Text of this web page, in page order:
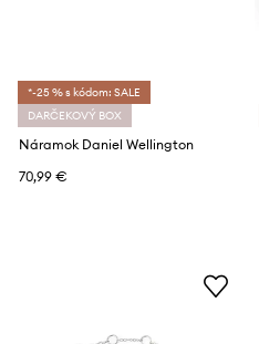
*-25 % s kódom: SALE
DARČEKOVÝ BOX
Náramok Daniel Wellington
70,99 €